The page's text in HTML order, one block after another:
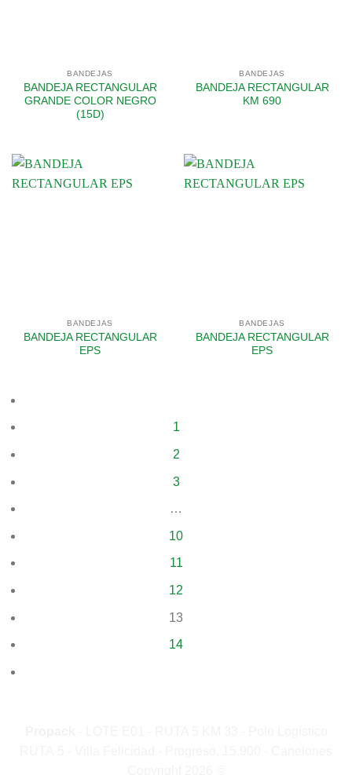
BANDEJAS
BANDEJA RECTANGULAR
GRANDE COLOR NEGRO
(15D)
BANDEJAS
BANDEJA RECTANGULAR
KM 690
BANDEJAS
BANDEJA RECTANGULAR
EPS
BANDEJAS
BANDEJA RECTANGULAR
EPS
1
2
3
…
10
11
12
13
14